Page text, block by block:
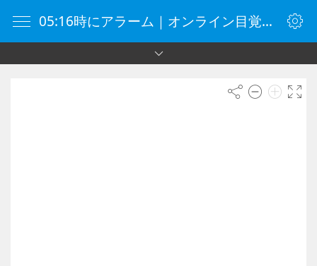
05:16時にアラーム｜オンライン目覚まし時計｜目覚まし時計